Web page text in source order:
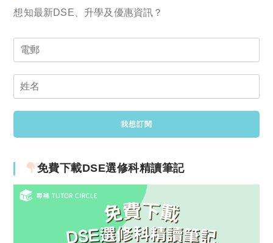
想知最新DSE、升學及優惠資訊？
免費下載DSE選修科精讀筆記